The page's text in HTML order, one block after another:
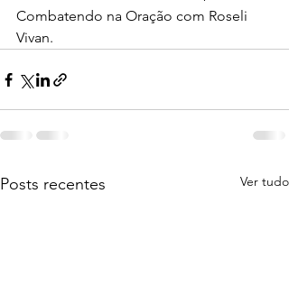
Combatendo na Oração com Roseli
Vivan.
Posts recentes Ver tudo